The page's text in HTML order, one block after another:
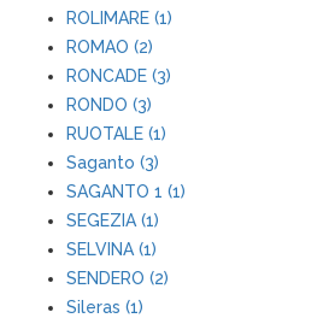
ROLIMARE (1)
ROMAO (2)
RONCADE (3)
RONDO (3)
RUOTALE (1)
Saganto (3)
SAGANTO 1 (1)
SEGEZIA (1)
SELVINA (1)
SENDERO (2)
Sileras (1)